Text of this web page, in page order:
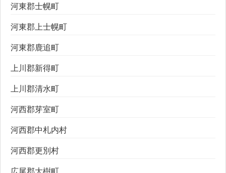
河東郡士幌町
河東郡上士幌町
河東郡鹿追町
上川郡新得町
上川郡清水町
河西郡芽室町
河西郡中札内村
河西郡更別村